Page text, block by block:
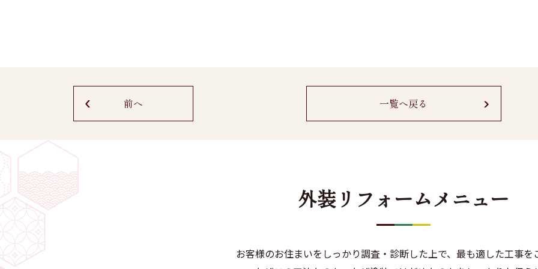
前へ 一覧へ戻る
外装リフォームメニュー
お客様のお住まいをしっかり調査・診断した上で、最も適した工事を